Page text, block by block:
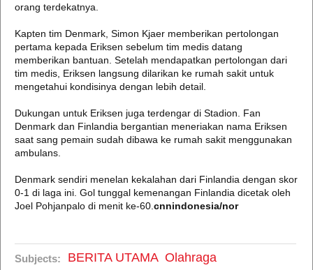
orang terdekatnya.
Kapten tim Denmark, Simon Kjaer memberikan pertolongan
pertama kepada Eriksen sebelum tim medis datang
memberikan bantuan. Setelah mendapatkan pertolongan dari
tim medis, Eriksen langsung dilarikan ke rumah sakit untuk
mengetahui kondisinya dengan lebih detail.
Dukungan untuk Eriksen juga terdengar di Stadion. Fan
Denmark dan Finlandia bergantian meneriakan nama Eriksen
saat sang pemain sudah dibawa ke rumah sakit menggunakan
ambulans.
Denmark sendiri menelan kekalahan dari Finlandia dengan skor
0-1 di laga ini. Gol tunggal kemenangan Finlandia dicetak oleh
Joel Pohjanpalo di menit ke-60. cnnindonesia/nor
Subjects: BERITA UTAMA Olahraga